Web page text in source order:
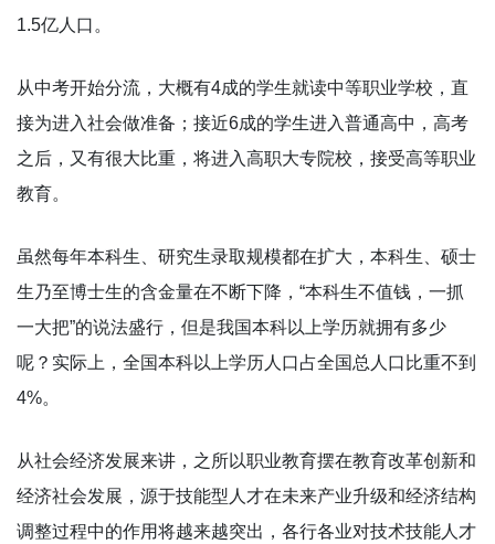
1.5亿人口。
从中考开始分流，大概有4成的学生就读中等职业学校，直
接为进入社会做准备；接近6成的学生进入普通高中，高考
之后，又有很大比重，将进入高职大专院校，接受高等职业
教育。
虽然每年本科生、研究生录取规模都在扩大，本科生、硕士
生乃至博士生的含金量在不断下降，“本科生不值钱，一抓
一大把”的说法盛行，但是我国本科以上学历就拥有多少
呢？实际上，全国本科以上学历人口占全国总人口比重不到
4%。
从社会经济发展来讲，之所以职业教育摆在教育改革创新和
经济社会发展，源于技能型人才在未来产业升级和经济结构
调整过程中的作用将越来越突出，各行各业对技术技能人才